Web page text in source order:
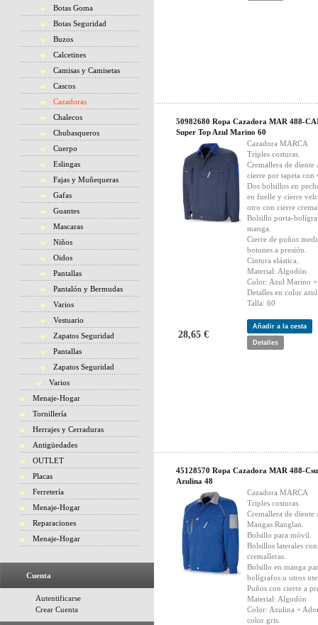
Botas Goma
Botas Seguridad
Buzos
Calcetines
Camisas y Camisetas
Cascos
Cazadoras
Chalecos
Chubasqueros
Cuerpo
Eslingas
Fajas y Muñequeras
Gafas
Guantes
Mascaras
Niños
Oidos
Pantallas
Pantalón y Bermudas
Varios
Vestuario
Zapatos Seguridad
Pantallas
Zapatos Seguridad
Varios
Menaje-Hogar
Tornillería
Herrajes y Cerraduras
Antigüedades
OUTLET
Placas
Ferretería
Menaje-Hogar
Reparaciones
Menaje-Hogar
Cuenta
Autentificarse
Crear Cuenta
50982680 Ropa Cazadora MAR 488-
Super Top Azul Marino 60
Cazadora MARCA
Triples costuras.
Cremallera de diente
cierre por tapeta con
Dos bolsillos en
en fuelle y cierre
otro con cierre
Bolsillo porta-
manga.
Cierre de puños
botones a presión.
Cintura elástica.
Material: Algodón
Color: Azul Marino +
Detalles en color
Talla: 60
28,65 €
Añadir a la cesta
Detalles
45128570 Ropa Cazadora MAR 488-
Azulina 48
Cazadora MARCA
Triples costuras.
Cremallera de diente
Mangas Ranglan.
Bolsillo para móvil.
Bolsillos laterales con
cremalleras.
Bolsillo en manga
bolígrafos u otros
Puños con cierre a
Material: Algodón
Color: Azulina +
color gris.